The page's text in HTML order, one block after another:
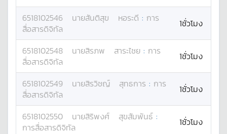
6518102546 นายสันติสุข หอระดี : การ
สื่อสารดิจิทัล
1ชั่วโมง
6518102548 นายสิรภพ สาระไชย : การ
สื่อสารดิจิทัล
1ชั่วโมง
6518102549 นายสิรวิชญ์ สุทธการ : การ
สื่อสารดิจิทัล
1ชั่วโมง
6518102550 นายสิริพงศ์ สุขสัมพันธ์ :
การสื่อสารดิจิทัล
1ชั่วโมง